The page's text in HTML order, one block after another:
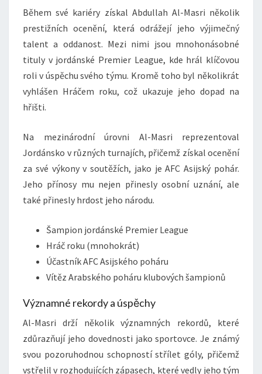
Během své kariéry získal Abdullah Al-Masri několik
prestižních ocenění, která odrážejí jeho výjimečný
talent a oddanost. Mezi nimi jsou mnohonásobné
tituly v jordánské Premier League, kde hrál klíčovou
roli v úspěchu svého týmu. Kromě toho byl několikrát
vyhlášen Hráčem roku, což ukazuje jeho dopad na
hřišti.
Na mezinárodní úrovni Al-Masri reprezentoval
Jordánsko v různých turnajích, přičemž získal ocenění
za své výkony v soutěžích, jako je AFC Asijský pohár.
Jeho přínosy mu nejen přinesly osobní uznání, ale
také přinesly hrdost jeho národu.
Šampion jordánské Premier League
Hráč roku (mnohokrát)
Účastník AFC Asijského poháru
Vítěz Arabského poháru klubových šampionů
Významné rekordy a úspěchy
Al-Masri drží několik významných rekordů, které
zdůrazňují jeho dovednosti jako sportovce. Je známý
svou pozoruhodnou schopností střílet góly, přičemž
vstřelil v rozhodujících zápasech, které vedly jeho tým